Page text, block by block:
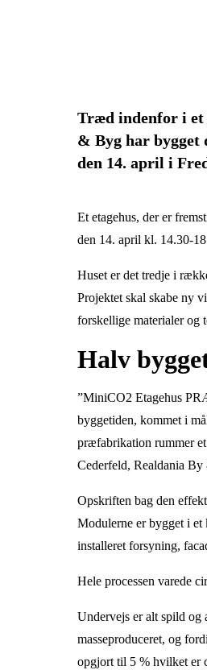
Træd indenfor i et
& Byg har bygget
den 14. april i
Et etagehus, der er
den 14. april kl. 14.30-
Huset er det tredje i
Projektet skal skabe ny
forskellige materialer og
Halv
”MiniCO2 Etagehus
byggetiden, kommet i
præfabrikation rummer
Cederfeld, Realdania
Opskriften bag den
Modulerne er bygget i et
installeret forsyning,
Hele processen varede
Undervejs er alt spild
masseproduceret, og
opgjort til 5 % hvilket er